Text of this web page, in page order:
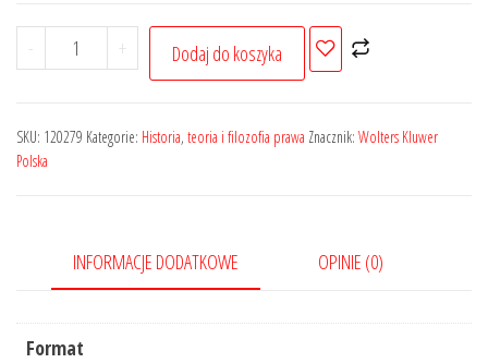
-
ilość
Państwo
Prawo
-
+ Dodaj do koszyka
SKU: 120279 Kategorie: Historia, teoria i filozofia prawa Znacznik: Wolters Kluwer
Polska
INFORMACJE DODATKOWE OPINIE (0)
Format